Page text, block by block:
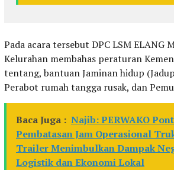
Pada acara tersebut DPC LSM ELANG
Kelurahan membahas peraturan
tentang, bantuan Jaminan hidup
Perabot rumah tangga rusak, dan
Baca Juga : Najib: PERWAKO
Pembatasan Jam Operasional
Trailer Menimbulkan Dampak
Logistik dan Ekonomi Lokal